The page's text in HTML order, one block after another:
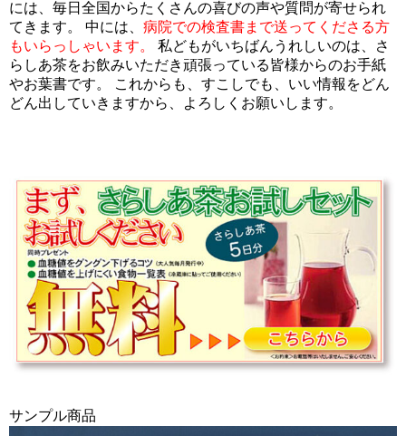
には、毎日全国からたくさんの喜びの声や質問が寄せられ
てきます。 中には、 病院での検査書まで送ってくださる方
もいらっしゃいます。
私どもがいちばんうれしいのは、さ
らしあ茶をお飲みいただき頑張っている皆様からのお手紙
やお葉書です。 これからも、すこしでも、いい情報をどん
どん出していきますから、よろしくお願いします。
サンプル商品